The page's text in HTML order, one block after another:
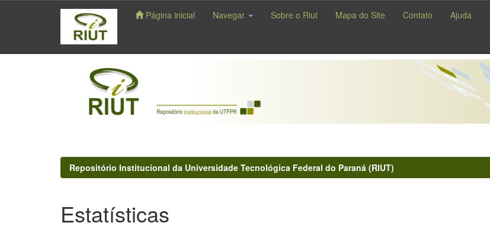
navigation
Página inicial Navegar Sobre o Riut Mapa do Site Contato Ajuda
Repositório Institucional da Universidade Tecnológica Federal do Paraná (RIUT)
Estatísticas